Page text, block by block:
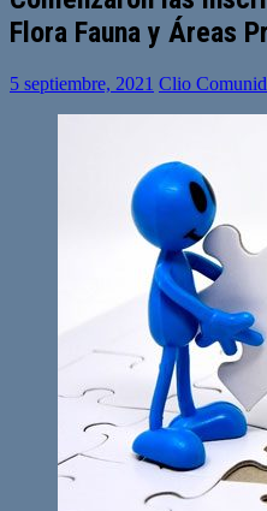
Flora Fauna y Áreas
5 septiembre, 2021 Clio